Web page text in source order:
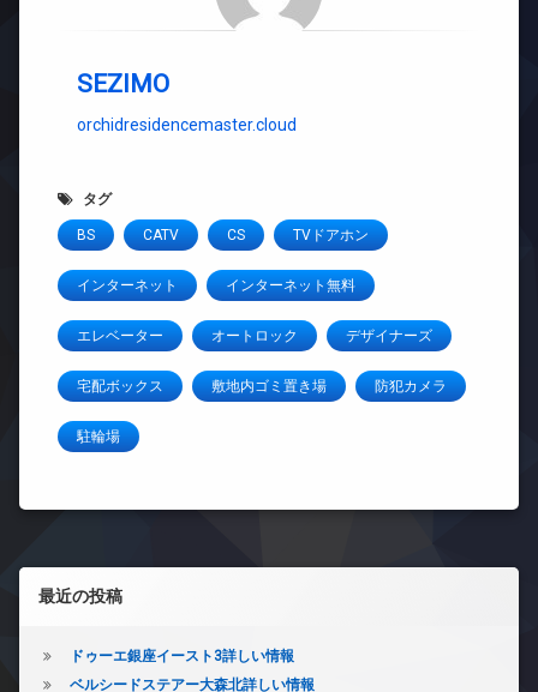
SEZIMO
orchidresidencemaster.cloud
タグ
BS CATV CS TVドアホン
インターネット インターネット無料
エレベーター オートロック デザイナーズ
宅配ボックス 敷地内ゴミ置き場 防犯カメラ
駐輪場
左サイドバー
最近の投稿
ドゥーエ銀座イースト3詳しい情報
ベルシードステアー大森北詳しい情報